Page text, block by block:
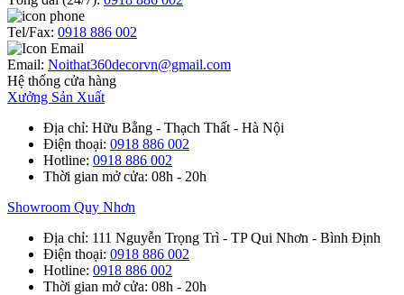
Tel/Fax: 0918 886 002
Email: Noithat360decorvn@gmail.com
Hệ thống cửa hàng
Xưởng Sản Xuất
Địa chỉ: Hữu Bằng - Thạch Thất - Hà Nội
Điện thoại: 0918 886 002
Hotline: 0918 886 002
Thời gian mở cửa: 08h - 20h
Showroom Quy Nhơn
Địa chỉ: 111 Nguyễn Trọng Trì - TP Qui Nhơn - Bình Định
Điện thoại: 0918 886 002
Hotline: 0918 886 002
Thời gian mở cửa: 08h - 20h